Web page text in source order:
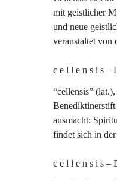
mit geistlicher
und neue
veranstaltet von
c e l l e n s i s –
“cellensis”
ausmacht:
findet sich in
c e l l e n s i s –